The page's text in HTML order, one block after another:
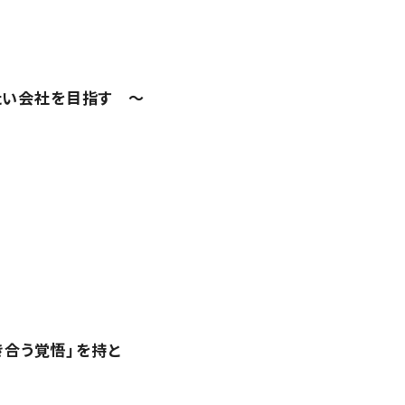
い会社を目指す 〜
う覚悟」を持と